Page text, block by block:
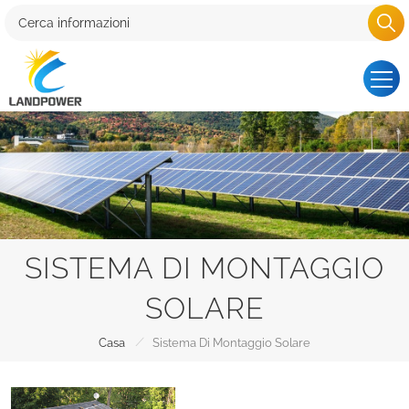
SISTEMA DI MONTAGGIO
SOLARE
Casa / Sistema Di Montaggio Solare